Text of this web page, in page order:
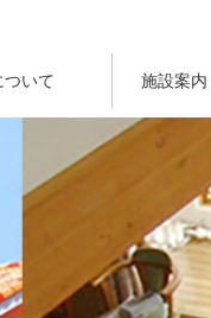
ついて 施設案内